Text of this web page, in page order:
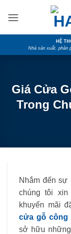
HỆ
Nhà sản xuất, phân
Giá Cửa
Trong
Nhắm đến sự
chúng tôi
khuyến mãi
cửa gỗ công
sở hữu